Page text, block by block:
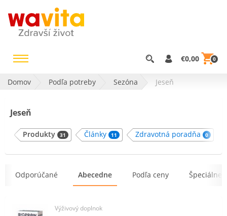
€0,00 0
Domov Podľa potreby Sezóna Jeseň
Jeseň
Produkty 31 Články 11 Zdravotná poradňa 0
Odporúčané Abecedne Podľa ceny Špeciálne
Výživový doplnok